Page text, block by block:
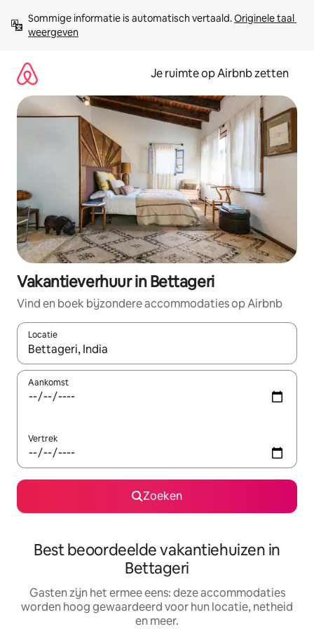
direct
naar
Sommige informatie is automatisch vertaald. Originele taal
weergeven
Je ruimte op Airbnb zetten
Vakantieverhuur in Bettageri
Vind en boek bijzondere accommodaties op Airbnb
Locatie
Wanneer er suggesties beschikbaar zijn, maak je een keuze
Aankomst
Vertrek
Zoeken
Best beoordeelde vakantiehuizen in
Bettageri
Gasten zijn het ermee eens: deze accommodaties
worden hoog gewaardeerd voor hun locatie, netheid
en meer.